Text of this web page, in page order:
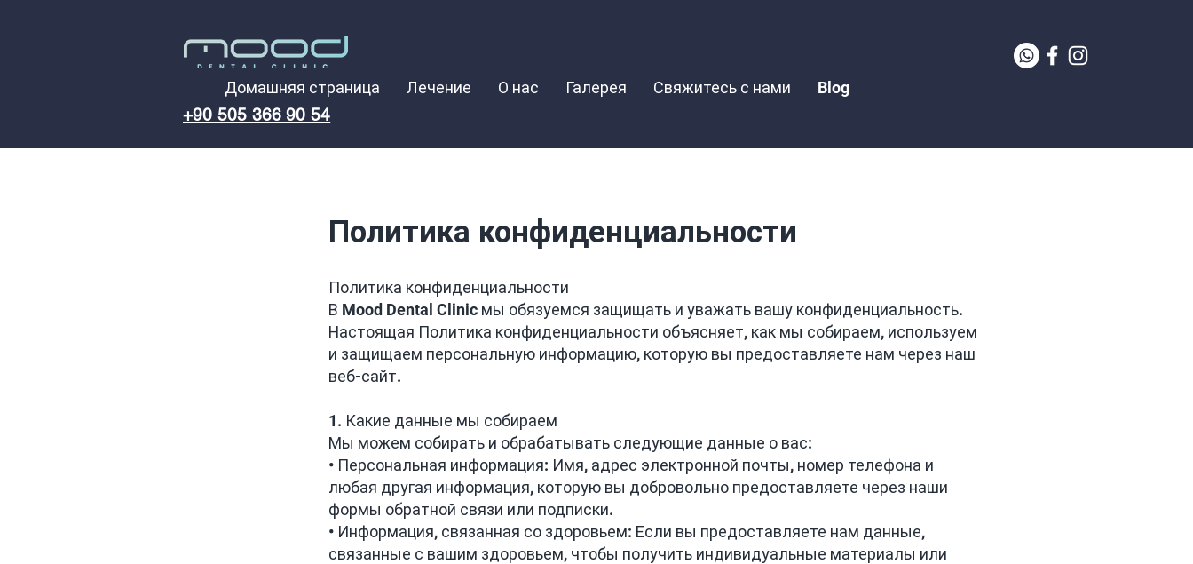
+90 505 366 90 54
Домашняя страница Лечение О нас Галерея Свяжитесь с нами Blog
Политика конфиденциальности
Политика конфиденциальности
В Mood Dental Clinic мы обязуемся защищать и уважать вашу конфиденциальность.
Настоящая Политика конфиденциальности объясняет, как мы собираем, используем
и защищаем персональную информацию, которую вы предоставляете нам через наш
веб-сайт.
1. Какие данные мы собираем
Мы можем собирать и обрабатывать следующие данные о вас:
• Персональная информация: Имя, адрес электронной почты, номер телефона и
любая другая информация, которую вы добровольно предоставляете через наши
формы обратной связи или подписки.
• Информация, связанная со здоровьем: Если вы предоставляете нам данные,
связанные с вашим здоровьем, чтобы получить индивидуальные материалы или